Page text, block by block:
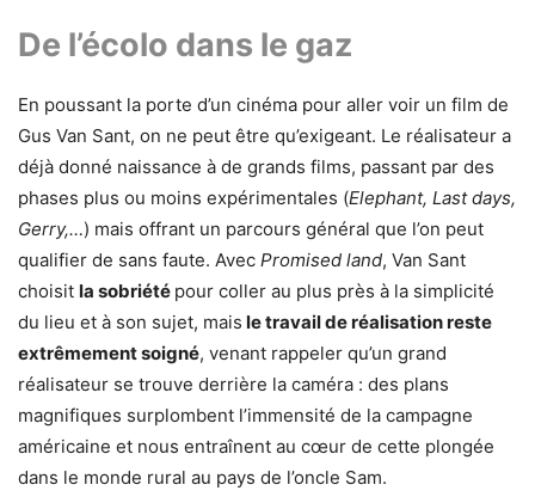
De l’écolo dans le gaz
En poussant la porte d’un cinéma pour aller voir un film de
Gus Van Sant, on ne peut être qu’exigeant. Le réalisateur a
déjà donné naissance à de grands films, passant par des
phases plus ou moins expérimentales (Elephant, Last days,
Gerry,…) mais offrant un parcours général que l’on peut
qualifier de sans faute. Avec Promised land, Van Sant
choisit la sobriété pour coller au plus près à la simplicité
du lieu et à son sujet, mais le travail de réalisation reste
extrêmement soigné, venant rappeler qu’un grand
réalisateur se trouve derrière la caméra : des plans
magnifiques surplombent l’immensité de la campagne
américaine et nous entraînent au cœur de cette plongée
dans le monde rural au pays de l’oncle Sam.